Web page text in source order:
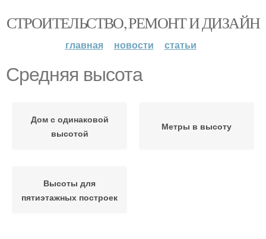
СТРОИТЕЛЬСТВО, РЕМОНТ И ДИЗАЙН
главная новости статьи
Средняя высота
Дом с одинаковой
высотой
Метры в высоту
Высоты для
пятиэтажных построек